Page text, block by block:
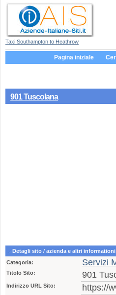
Taxi Southampton to Heathrow
Pagina iniziale
901 Tuscolana
Detagli sito / azienda e altri informationi
Categoria:
Servizi
Titolo Sito: 901
Indirizzo URL Sito: https://